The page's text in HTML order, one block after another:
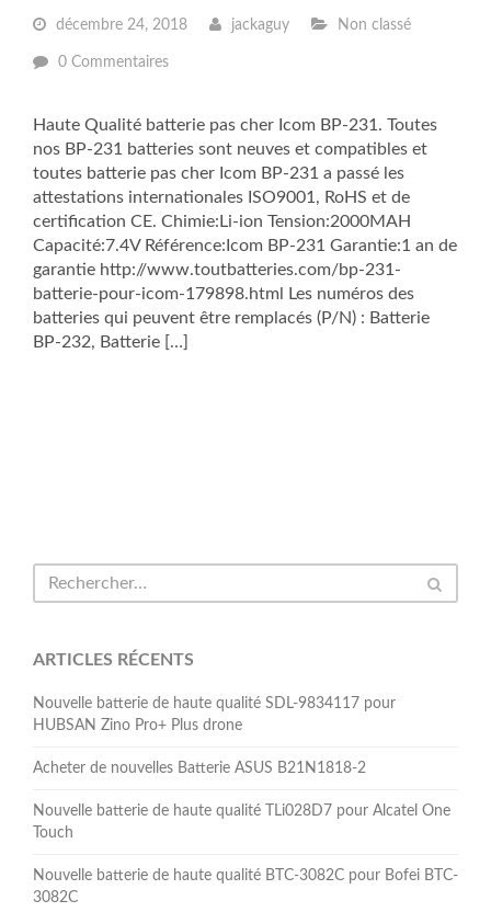
décembre 24, 2018 jackaguy Non classé
0 Commentaires
Haute Qualité batterie pas cher Icom BP-231. Toutes
nos BP-231 batteries sont neuves et compatibles et
toutes batterie pas cher Icom BP-231 a passé les
attestations internationales ISO9001, RoHS et de
certification CE. Chimie:Li-ion Tension:2000MAH
Capacité:7.4V Référence:Icom BP-231 Garantie:1 an de
garantie http://www.toutbatteries.com/bp-231-
batterie-pour-icom-179898.html Les numéros des
batteries qui peuvent être remplacés (P/N) : Batterie
BP-232, Batterie […]
ARTICLES RÉCENTS
Nouvelle batterie de haute qualité SDL-9834117 pour
HUBSAN Zino Pro+ Plus drone
Acheter de nouvelles Batterie ASUS B21N1818-2
Nouvelle batterie de haute qualité TLi028D7 pour Alcatel One
Touch
Nouvelle batterie de haute qualité BTC-3082C pour Bofei BTC-
3082C